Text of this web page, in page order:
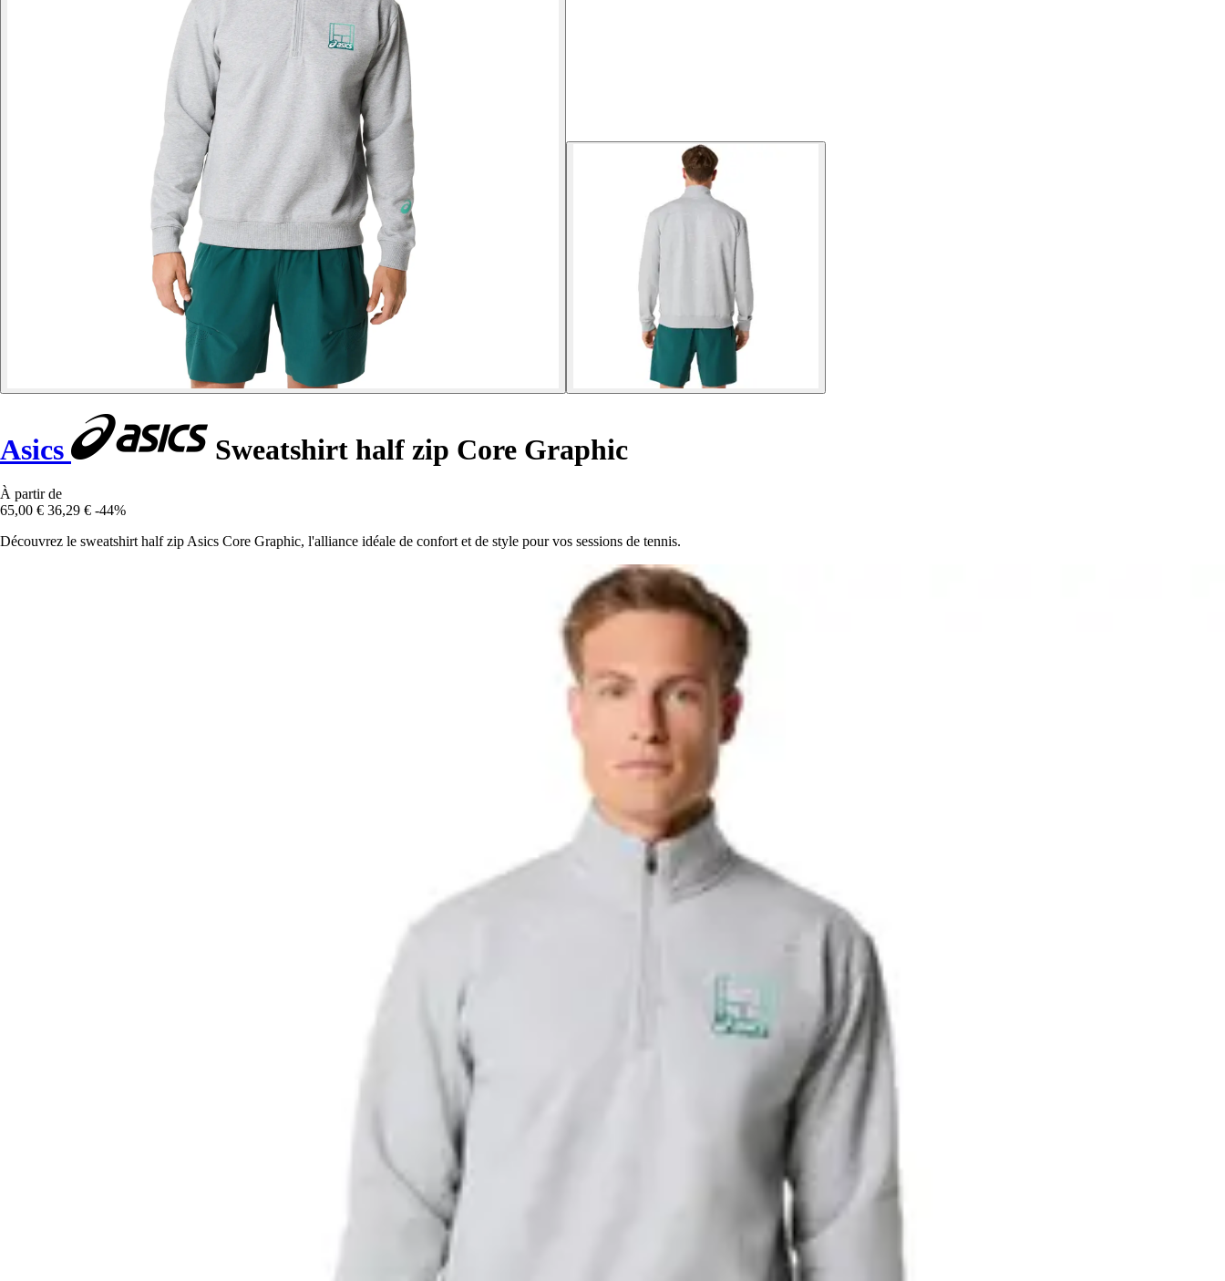
Asics Sweatshirt half zip Core Graphic
À partir de
65,00 € 36,29 € -44%
Découvrez le sweatshirt half zip Asics Core Graphic, l'alliance idéale de confort et de style pour vos sessions de tennis.